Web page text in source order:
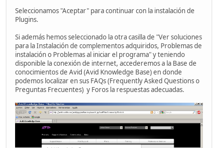
Seleccionamos "Aceptar" para continuar con la instalación de
Plugins.
Si además hemos seleccionado la otra casilla de "Ver soluciones
para la Instalación de complementos adquiridos, Problemas de
instalación o Problemas al iniciar el programa" y teniendo
disponible la conexión de internet, accederemos a la Base de
conocimientos de Avid (Avid Knowledge Base) en donde
podemos localizar en sus FAQs (Frequently Asked Questions o
Preguntas Frecuentes) y Foros la respuestas adecuadas.